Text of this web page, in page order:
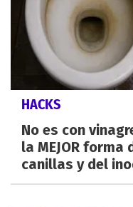
HACKS
No es con
la MEJOR
canillas y del